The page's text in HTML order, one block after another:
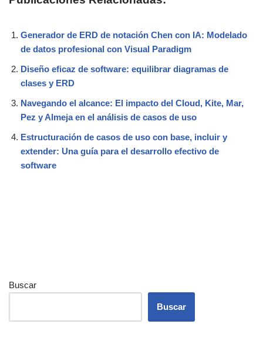
Generador de ERD de notación Chen con IA: Modelado
de datos profesional con Visual Paradigm
Diseño eficaz de software: equilibrar diagramas de
clases y ERD
Navegando el alcance: El impacto del Cloud, Kite, Mar,
Pez y Almeja en el análisis de casos de uso
Estructuración de casos de uso con base, incluir y
extender: Una guía para el desarrollo efectivo de
software
Buscar
Buscar